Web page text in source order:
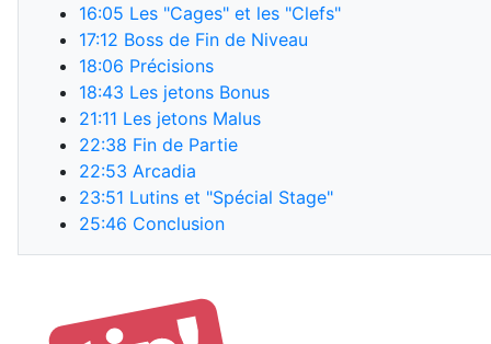
16:05 Les "Cages" et les "Clefs"
17:12 Boss de Fin de Niveau
18:06 Précisions
18:43 Les jetons Bonus
21:11 Les jetons Malus
22:38 Fin de Partie
22:53 Arcadia
23:51 Lutins et "Spécial Stage"
25:46 Conclusion